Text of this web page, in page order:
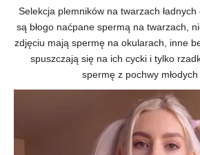
Selekcja plemników na twarzach
są błogo naćpane spermą na twarzach,
zdjęciu mają spermę na okularach, inne
spuszczają się na ich cycki i tylko
spermę z pochwy